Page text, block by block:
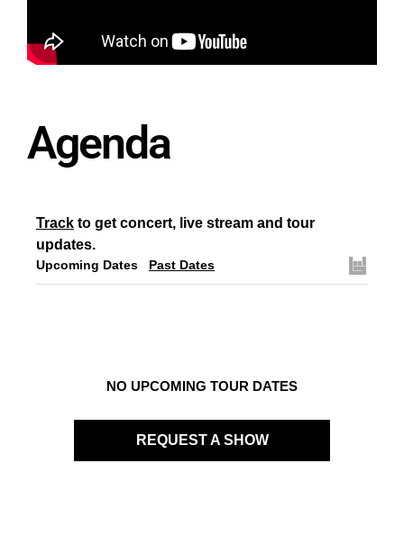
Agenda
Track to get concert, live stream and tour
updates.
Upcoming Dates Past Dates
NO UPCOMING TOUR DATES
REQUEST A SHOW